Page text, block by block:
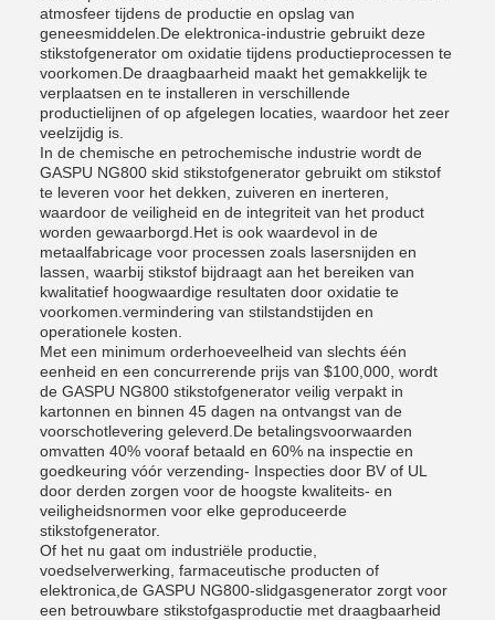
atmosfeer tijdens de productie en opslag van
geneesmiddelen.De elektronica-industrie gebruikt deze
stikstofgenerator om oxidatie tijdens productieprocessen te
voorkomen.De draagbaarheid maakt het gemakkelijk te
verplaatsen en te installeren in verschillende
productielijnen of op afgelegen locaties, waardoor het zeer
veelzijdig is.
In de chemische en petrochemische industrie wordt de
GASPU NG800 skid stikstofgenerator gebruikt om stikstof
te leveren voor het dekken, zuiveren en inerteren,
waardoor de veiligheid en de integriteit van het product
worden gewaarborgd.Het is ook waardevol in de
metaalfabricage voor processen zoals lasersnijden en
lassen, waarbij stikstof bijdraagt aan het bereiken van
kwalitatief hoogwaardige resultaten door oxidatie te
voorkomen.vermindering van stilstandstijden en
operationele kosten.
Met een minimum orderhoeveelheid van slechts één
eenheid en een concurrerende prijs van $100,000, wordt
de GASPU NG800 stikstofgenerator veilig verpakt in
kartonnen en binnen 45 dagen na ontvangst van de
voorschotlevering geleverd.De betalingsvoorwaarden
omvatten 40% vooraf betaald en 60% na inspectie en
goedkeuring vóór verzending- Inspecties door BV of UL
door derden zorgen voor de hoogste kwaliteits- en
veiligheidsnormen voor elke geproduceerde
stikstofgenerator.
Of het nu gaat om industriële productie,
voedselverwerking, farmaceutische producten of
elektronica,de GASPU NG800-slidgasgenerator zorgt voor
een betrouwbare stikstofgasproductie met draagbaarheid